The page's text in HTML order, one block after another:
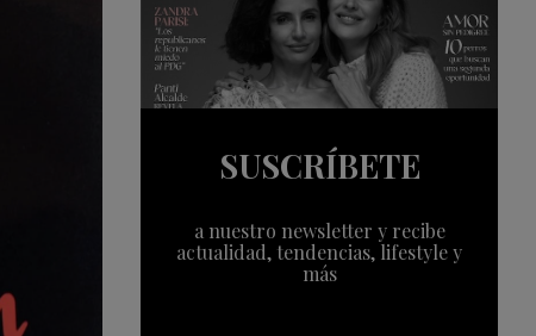
SUSCRÍBETE
a nuestro newsletter y recibe
actualidad, tendencias, lifestyle y
más